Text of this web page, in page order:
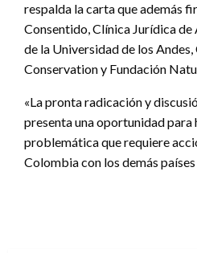
respalda la carta que además
Consentido, Clínica Jurídica
de la Universidad de los
Conservation y Fundación
«La pronta radicación y
presenta una oportunidad para
problemática que requiere
Colombia con los demás